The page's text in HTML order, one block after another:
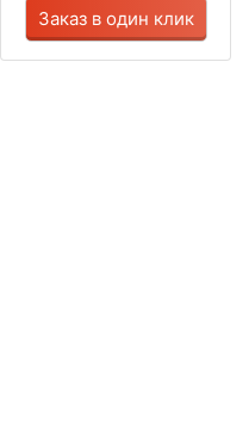
Заказ в один клик